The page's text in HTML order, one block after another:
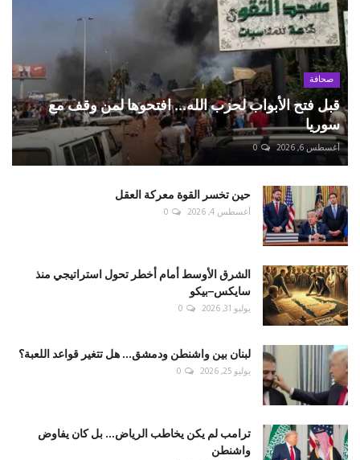
صحافة
قبل فتح الأبواب لحزب الله... افتحوها لمن وقف مع
سوريا
أغسطس 6, 2026 0
حين تخسر القوة معركة العقل
أغسطس 4, 2026 0
الشرق الأوسط أمام أخطر تحول استراتيجي منذ
سايكس–بيكو
يوليو 31, 2026 0
لبنان بين واشنطن ودمشق... هل تتغير قواعد اللعبة؟
يوليو 25, 2026 0
ترامب لم يكن يخاطب الرياض... بل كان يفاوض
واشنطن